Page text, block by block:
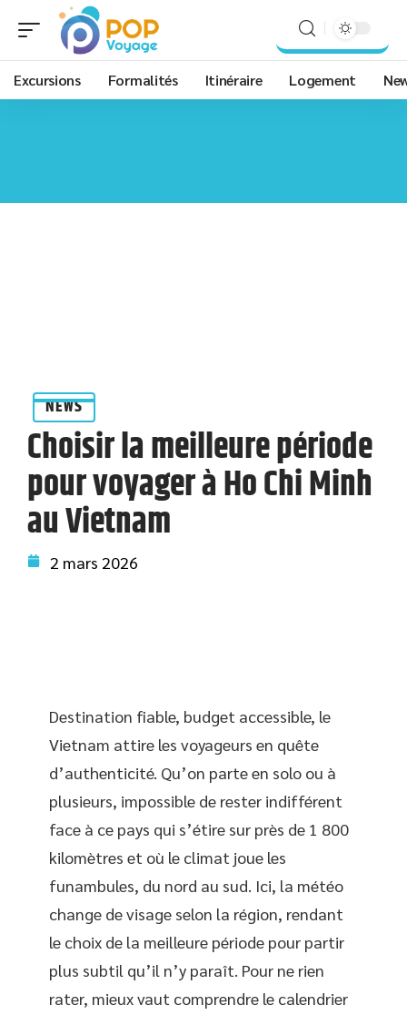
Excursions Formalités Itinéraire Logement
NEWS
Choisir la meilleure période
pour voyager à Ho Chi Minh
au Vietnam
2 mars 2026
Destination fiable, budget accessible, le
Vietnam attire les voyageurs en quête
d’authenticité. Qu’on parte en solo ou à
plusieurs, impossible de rester indifférent
face à ce pays qui s’étire sur près de 1 800
kilomètres et où le climat joue les
funambules, du nord au sud. Ici, la météo
change de visage selon la région, rendant
le choix de la meilleure période pour partir
plus subtil qu’il n’y paraît. Pour ne rien
rater, mieux vaut comprendre le calendrier